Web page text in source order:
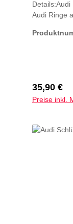
Audi Ringe
Regulärer
35,90 €
Preise inkl.